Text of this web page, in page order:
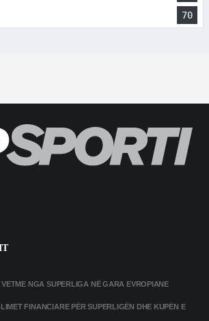
70
NGA SUPERLIGA NË GARA EVROPIANE
FINANCIARE PËR SUPERLIGËN DHE KUPËN E